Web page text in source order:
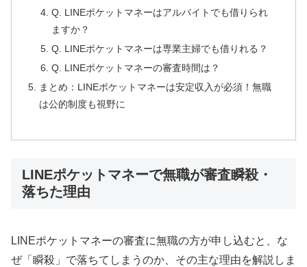
Q. LINEポケットマネーはアルバイトでも借りられ
ますか？
Q. LINEポケットマネーは専業主婦でも借りれる？
Q. LINEポケットマネーの審査時間は？
まとめ：LINEポケットマネーは安定収入が必須！無職
は公的制度も視野に
LINEポケットマネーで無職が審査瞬殺・
落ちた理由
LINEポケットマネーの審査に無職の方が申し込むと、な
ぜ「瞬殺」で落ちてしまうのか、その主な理由を解説しま